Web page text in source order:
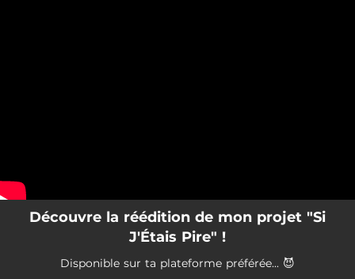
Découvre la réédition de mon projet "Si
J'Étais Pire" !
Disponible sur ta plateforme préférée... 😈